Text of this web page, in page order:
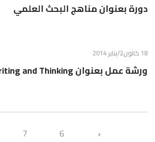
دورة بعنوان مناهج البحث العلمي
18 كانون2/يناير 2014
ورشة عمل بعنوان Writing and Thinking
6
7